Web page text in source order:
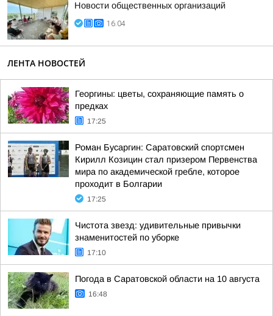
Новости общественных организаций
16:04
ЛЕНТА НОВОСТЕЙ
Георгины: цветы, сохраняющие память о
предках
17:25
Роман Бусаргин: Саратовский спортсмен
Кирилл Козицин стал призером Первенства
мира по академической гребле, которое
проходит в Болгарии
17:25
Чистота звезд: удивительные привычки
знаменитостей по уборке
17:10
Погода в Саратовской области на 10 августа
16:48